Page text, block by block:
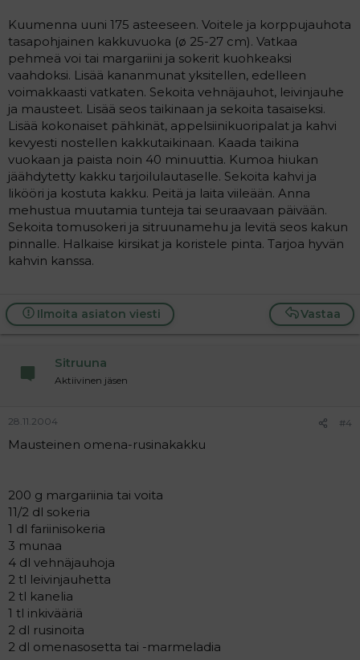
Kuumenna uuni 175 asteeseen. Voitele ja korppujauhota
tasapohjainen kakkuvuoka (ø 25-27 cm). Vatkaa
pehmeä voi tai margariini ja sokerit kuohkeaksi
vaahdoksi. Lisää kananmunat yksitellen, edelleen
voimakkaasti vatkaten. Sekoita vehnäjauhot, leivinjauhe
ja mausteet. Lisää seos taikinaan ja sekoita tasaiseksi.
Lisää kokonaiset pähkinät, appelsiinikuoripalat ja kahvi
kevyesti nostellen kakkutaikinaan. Kaada taikina
vuokaan ja paista noin 40 minuuttia. Kumoa hiukan
jäähdytetty kakku tarjoilulautaselle. Sekoita kahvi ja
likööri ja kostuta kakku. Peitä ja laita viileään. Anna
mehustua muutamia tunteja tai seuraavaan päivään.
Sekoita tomusokeri ja sitruunamehu ja levitä seos kakun
pinnalle. Halkaise kirsikat ja koristele pinta. Tarjoa hyvän
kahvin kanssa.
Vastaa
Ilmoita asiaton viesti
Sitruuna
Aktiivinen jäsen
28.11.2004 #4
Mausteinen omena-rusinakakku
200 g margariinia tai voita
11/2 dl sokeria
1 dl fariinisokeria
3 munaa
4 dl vehnäjauhoja
2 tl leivinjauhetta
2 tl kanelia
1 tl inkivääriä
2 dl rusinoita
2 dl omenasosetta tai -marmeladia